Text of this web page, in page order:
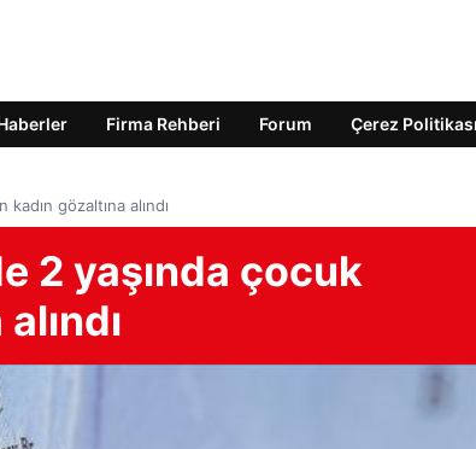
Firma Rehberi Forum Çerez Politikası
gözaltına alındı
2 yaşında çocuk